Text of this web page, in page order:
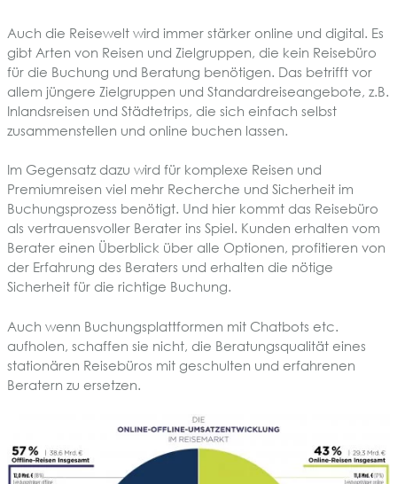
Auch die Reisewelt wird immer stärker online und digital. Es
gibt Arten von Reisen und Zielgruppen, die kein Reisebüro
für die Buchung und Beratung benötigen. Das betrifft vor
allem jüngere Zielgruppen und Standardreiseangebote, z.B.
Inlandsreisen und Städtetrips, die sich einfach selbst
zusammenstellen und online buchen lassen.
Im Gegensatz dazu wird für komplexe Reisen und
Premiumreisen viel mehr Recherche und Sicherheit im
Buchungsprozess benötigt. Und hier kommt das Reisebüro
als vertrauensvoller Berater ins Spiel. Kunden erhalten vom
Berater einen Überblick über alle Optionen, profitieren von
der Erfahrung des Beraters und erhalten die nötige
Sicherheit für die richtige Buchung.
Auch wenn Buchungsplattformen mit Chatbots etc.
aufholen, schaffen sie nicht, die Beratungsqualität eines
stationären Reisebüros mit geschulten und erfahrenen
Beratern zu ersetzen.